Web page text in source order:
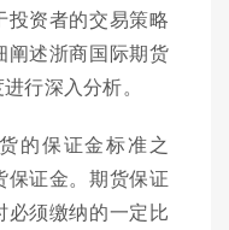
资者的交易策略
阐述浙商国际期货
行深入分析。
的保证金标准之
证金。期货保证
须缴纳的一定比